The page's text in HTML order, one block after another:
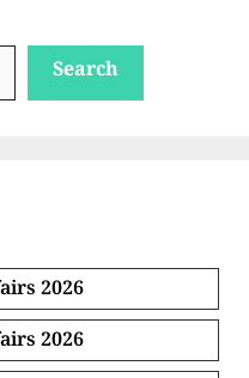
Search
2026
2026